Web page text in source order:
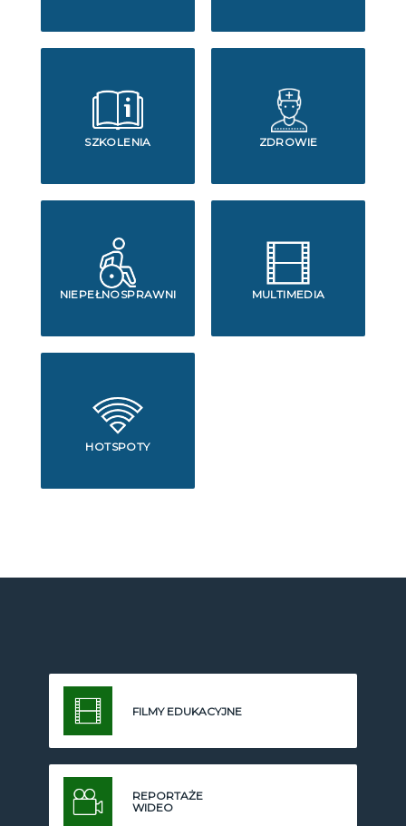
SZKOLENIA ZDROWIE
NIEPEŁNOSPRAWNI MULTIMEDIA
HOTSPOTY
FILMY EDUKACYJNE
REPORTAŻE
WIDEO